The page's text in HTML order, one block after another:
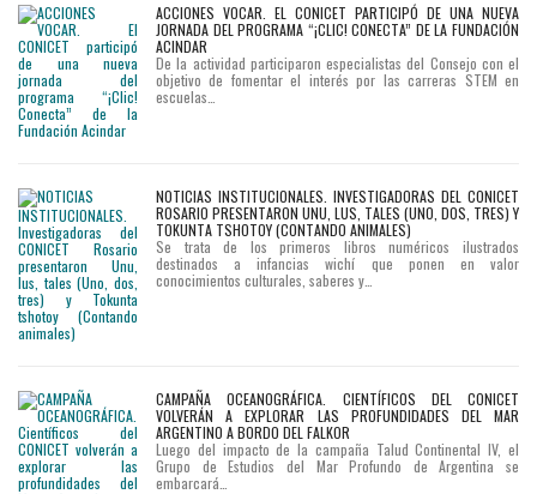
ACCIONES VOCAR. EL CONICET PARTICIPÓ DE UNA NUEVA
JORNADA DEL PROGRAMA “¡CLIC! CONECTA” DE LA FUNDACIÓN
ACINDAR
De la actividad participaron especialistas del Consejo con el
objetivo de fomentar el interés por las carreras STEM en
escuelas…
NOTICIAS INSTITUCIONALES. INVESTIGADORAS DEL CONICET
ROSARIO PRESENTARON UNU, LUS, TALES (UNO, DOS, TRES) Y
TOKUNTA TSHOTOY (CONTANDO ANIMALES)
Se trata de los primeros libros numéricos ilustrados
destinados a infancias wichí que ponen en valor
conocimientos culturales, saberes y…
CAMPAÑA OCEANOGRÁFICA. CIENTÍFICOS DEL CONICET
VOLVERÁN A EXPLORAR LAS PROFUNDIDADES DEL MAR
ARGENTINO A BORDO DEL FALKOR
Luego del impacto de la campaña Talud Continental IV, el
Grupo de Estudios del Mar Profundo de Argentina se
embarcará…